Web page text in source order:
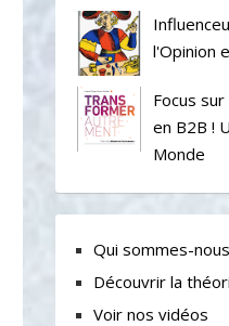
l'Opinion
Focus
en B2B !
Monde
Qui sommes-
Découvrir la
Voir nos vidéos